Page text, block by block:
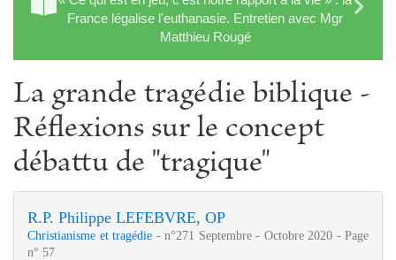
France légalise l'euthanasie. Entretien avec Mgr
Matthieu Rougé
La grande tragédie biblique -
Réflexions sur le concept
débattu de "tragique"
R.P. Philippe LEFEBVRE, OP
Christianisme et tragédie - n°271 Septembre - Octobre 2020 - Page
n° 57